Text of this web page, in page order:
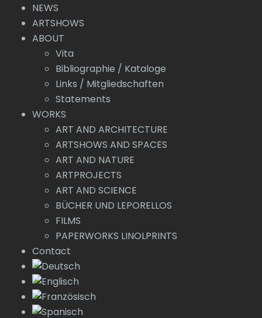
NEWS
ARTSHOWS
ABOUT
Vita
Bibliographie / Kataloge
Links / Mitgliedschaften
Statements
WORKS
ART AND ARCHITECTURE
ARTSHOWS AND SPACES
ART AND NATURE
ARTPROJECTS
ART AND SCIENCE
BÜCHER UND LEPORELLOS
FILMS
PAPERWORKS LINOLPRINTS
Contact